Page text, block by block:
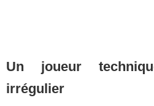
Un joueur
irrégulier